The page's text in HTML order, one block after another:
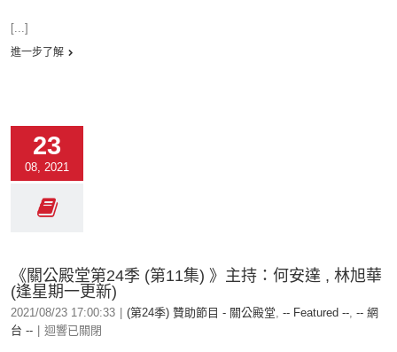
[...]
進一步了解
23
08, 2021
《關公殿堂第24季 (第11集) 》主持：何安達 , 林旭華
(逢星期一更新)
2021/08/23 17:00:33 (第24季) 贊助節目 - 關公殿堂, -- Featured --, -- 網
台 --
迴響已關閉